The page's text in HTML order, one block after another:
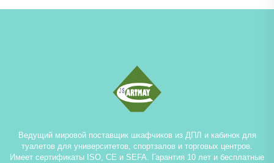
Ведущий мировой поставщик шкафчиков из ДПЛ и кабинок для
туалетов для университетов, спортзалов и торговых центров.
Имеет сертификаты ISO, CE и SEFA. Гарантия 10 лет и бесплатные